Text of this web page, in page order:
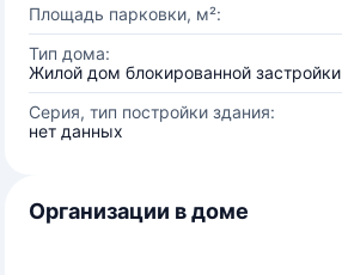
Площадь парковки, м²:
Тип дома:
Жилой дом блокированной застройки
Серия, тип постройки здания:
нет данных
Организации в доме